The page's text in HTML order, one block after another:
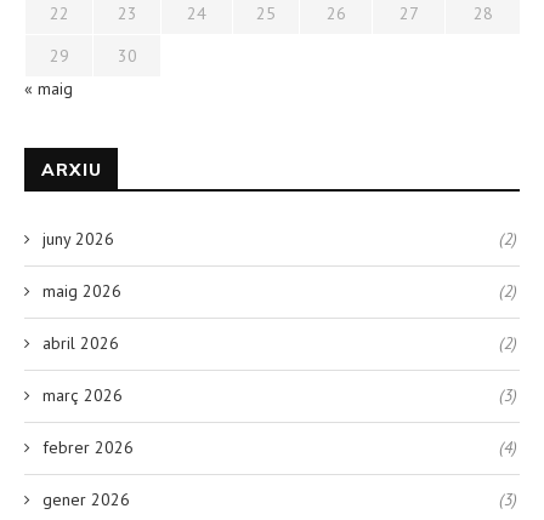
22
23 24 25 26 27
28
29
30
« maig
ARXIU
juny 2026 (2)
maig 2026 (2)
abril 2026 (2)
març 2026 (3)
febrer 2026 (4)
gener 2026 (3)